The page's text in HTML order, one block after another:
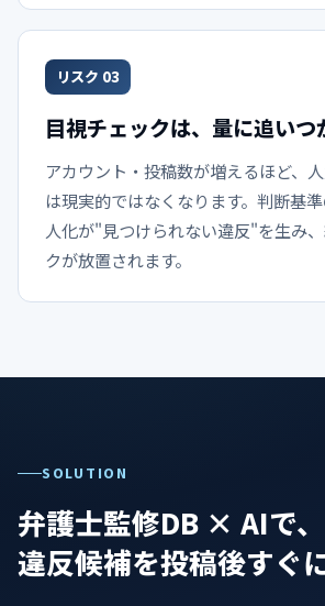
リスク 03
目視チェックは、量に追いつ
アカウント・投稿数が増えるほど、
は現実的ではなくなります。判断基
人化が"見つけられない違反"を生み
クが放置されます。
SOLUTION
弁護士監修DB × AIで、
違反候補を投稿後すぐ